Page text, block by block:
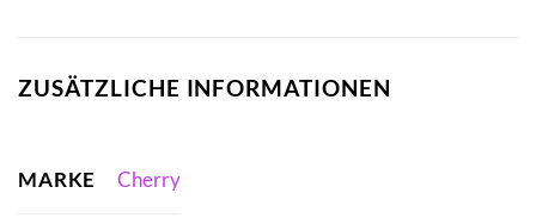
ZUSÄTZLICHE INFORMATIONEN
MARKE Cherry